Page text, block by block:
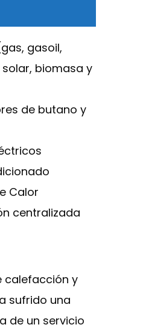
gasoil,
biomasa y
de butano y
Calor
centralizada
calefacción y
sufrido una
de un servicio